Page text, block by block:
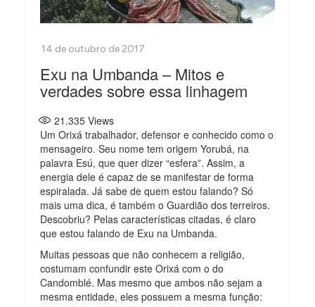
Exu na Umbanda – Mitos e
verdades sobre essa linhagem
21.335 Views
Um Orixá trabalhador, defensor e conhecido como o
mensageiro. Seu nome tem origem Yorubá, na
palavra Esú, que quer dizer “esfera”. Assim, a
energia dele é capaz de se manifestar de forma
espiralada. Já sabe de quem estou falando? Só
mais uma dica, é também o Guardião dos terreiros.
Descobriu? Pelas características citadas, é claro
que estou falando de Exu na Umbanda.
Muitas pessoas que não conhecem a religião,
costumam confundir este Orixá com o do
Candomblé. Mas mesmo que ambos não sejam a
mesma entidade, eles possuem a mesma função: